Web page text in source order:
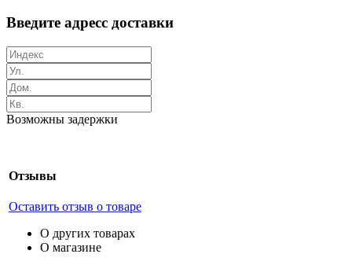
Введите адресс доставки
Возможны задержки
Отзывы
Оставить отзыв о товаре
О других товарах
О магазине